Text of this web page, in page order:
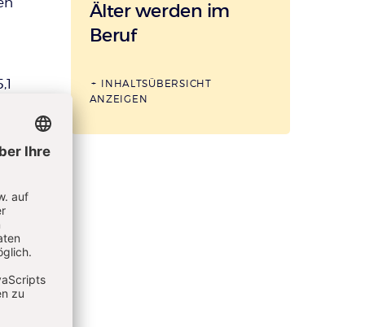
:
Älter werden im
Beruf
INHALTSÜBERSICHT
ANZEIGEN